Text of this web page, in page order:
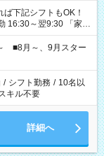
～翌9:30 「家族
の準備がしたい」
望を教えてください
週40時間を超える場
■8月～、9月スター
/ シフト勤務 / 10名以
キル不要
詳細へ